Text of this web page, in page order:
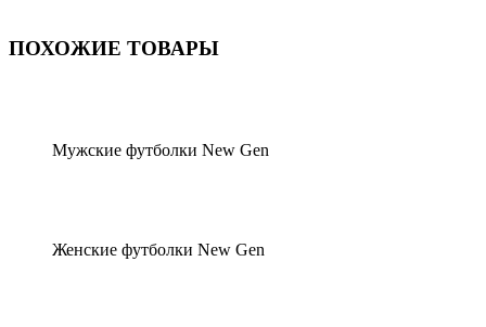
ПОХОЖИЕ ТОВАРЫ
Мужские футболки New Gen
Женские футболки New Gen